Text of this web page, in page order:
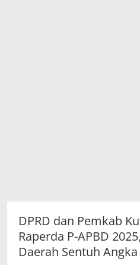
DPRD dan Pemkab
Raperda P-APBD
Daerah Sentuh Angka